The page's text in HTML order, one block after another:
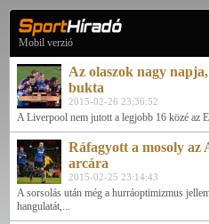
Mobil verzió
Az olaszok nagy
bukta
2015-02-26 23:36:52
A Liverpool nem jutott a legjobb 16 közé az
Ráfagyott a mosoly az
arcára
2015-02-25 23:14:43
A sorsolás után még a hurráoptimizmus
hangulatát,...